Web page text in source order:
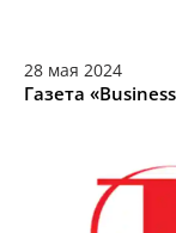
28 мая 2024
Газета